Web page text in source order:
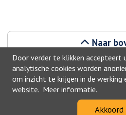
Door verder te klikken accepteert
analytische cookies worden
om inzicht te krijgen in de
website. Meer informatie.
Akkoord
Naar
©2026, Geldrop-Mierlo